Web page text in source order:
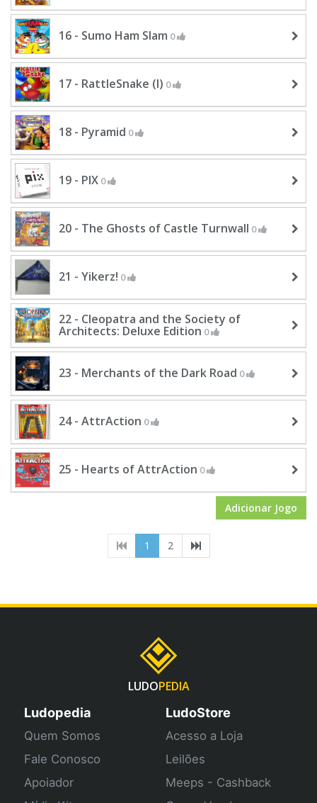
16 - Sumo Ham Slam 0
17 - RattleSnake (I) 0
18 - Pyramid 0
19 - PIX 0
20 - The Ghosts of Castle Turnwall 0
21 - Yikerz! 0
22 - Cleopatra and the Society of
Architects: Deluxe Edition 0
23 - Merchants of the Dark Road 0
24 - AttrAction 0
25 - Hearts of AttrAction 0
Adicionar Jogo
1 (current)
2
LUDOPEDIA
Ludopedia
Quem Somos
Fale Conosco
Apoiador
LudoStore
Acesso a Loja
Leilões
Meeps - Cashback